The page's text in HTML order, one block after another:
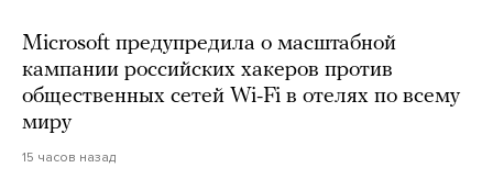
Microsoft предупредила о масштабной
кампании российских хакеров против
общественных сетей Wi-Fi в отелях по всему
миру
15 часов назад